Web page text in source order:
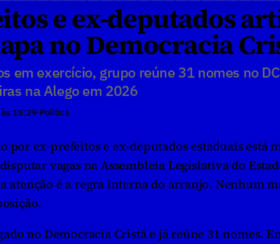
e ex-deputados
no Democracia
em exercício, grupo reúne 31 nomes no
na Alego em 2026
15:29·Política
por ex-prefeitos e ex-deputados estaduais está
vagas na Assembleia Legislativa do
atenção é a regra interna do arranjo. Nenhum
no Democracia Cristã e já reúne 31 nomes.